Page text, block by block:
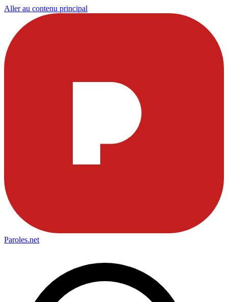
Aller au contenu principal
Paroles.net